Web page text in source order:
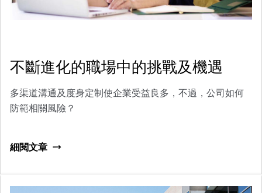
不斷進化的職場中的挑戰及機遇
多渠道溝通及度身定制使企業受益良多，不過，公司如何
防範相關風險？
細閱文章